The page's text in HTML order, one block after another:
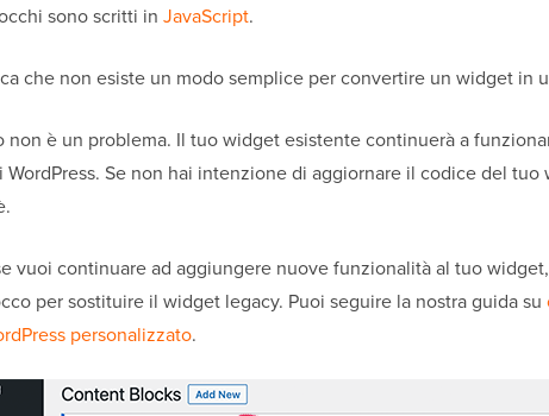
sono scritti in JavaScript.
che non esiste un modo semplice per convertire un widget in
non è un problema. Il tuo widget esistente continuerà a
WordPress. Se non hai intenzione di aggiornare il codice del
vuoi continuare ad aggiungere nuove funzionalità al tuo
per sostituire il widget legacy. Puoi seguire la nostra guida su
personalizzato.